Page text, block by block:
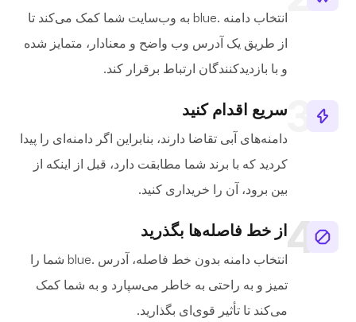
انتخاب دامنه .blue به وب‌سایت شما کمک می‌کند تا
از طریق یک آدرس وب واضح و معنادار، متمایز شده
و با بازدیدکنندگان ارتباط برقرار کند.
سریع اقدام کنید
دامنه‌های آبی تقاضا دارند، بنابراین اگر دامنه‌ای را پیدا
کردید که با برند شما مطابقت دارد، قبل از اینکه از
بین برود، آن را خریداری کنید.
از خط فاصله‌ها بگذرید
انتخاب دامنه بدون خط فاصله، آدرس .blue شما را
تمیز و به راحتی به خاطر می‌سپارد و به شما کمک
می‌کند تا تأثیر قوی‌ای بگذارید.